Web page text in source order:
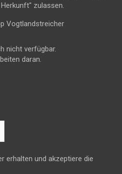
zulassen.
nicht verfügbar.
daran.
erhalten und akzeptiere die